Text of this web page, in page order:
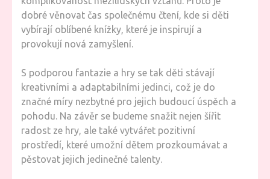
dobré věnovat čas společnému čtení, kde si děti
vybírají oblíbené knížky, které je inspirují a
provokují nová zamyšlení.
S podporou fantazie a hry se tak děti stávají
kreativními a adaptabilními jedinci, což je do
značné míry nezbytné pro jejich budoucí úspěch a
pohodu. Na závěr se budeme snažit nejen šířit
radost ze hry, ale také vytvářet pozitivní
prostředí, které umožní dětem prozkoumávat a
pěstovat jejich jedinečné talenty.